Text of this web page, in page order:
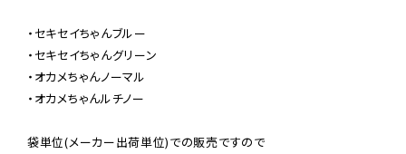
・セキセイちゃんブルー
・セキセイちゃんグリーン
・オカメちゃんノーマル
・オカメちゃんルチノー
袋単位(メーカー出荷単位)での販売ですので